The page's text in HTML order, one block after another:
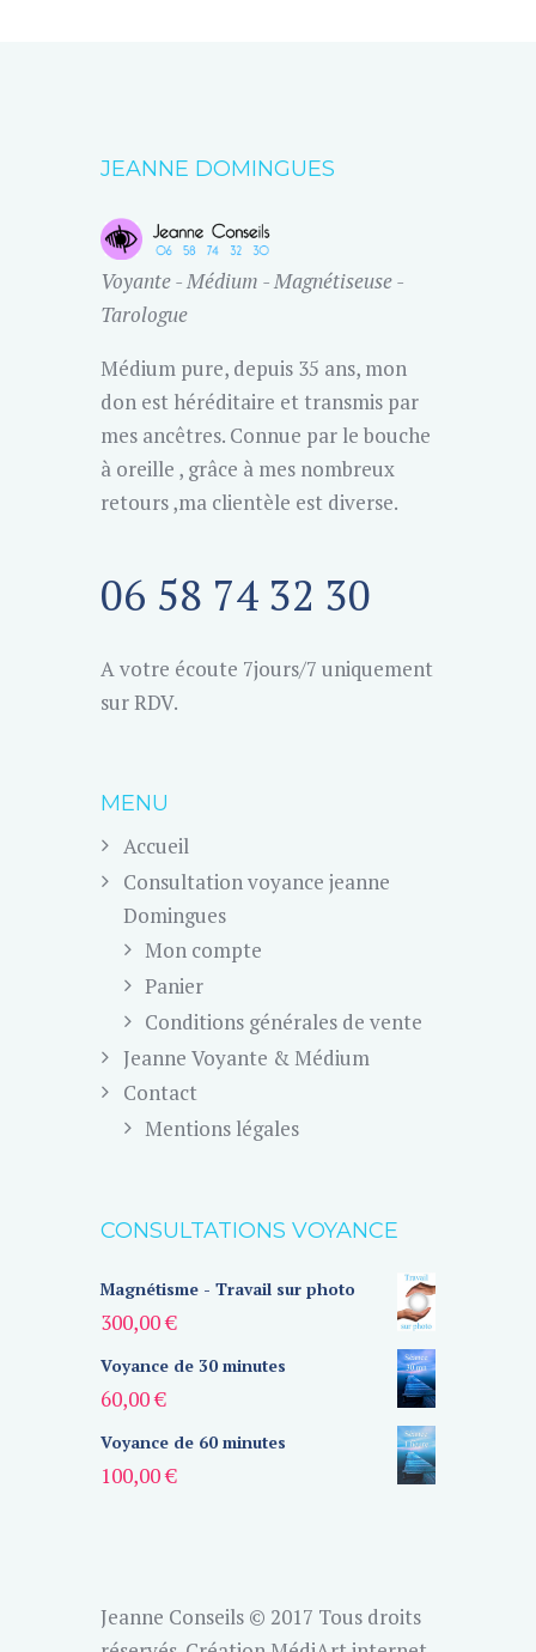
JEANNE DOMINGUES
Voyante - Médium - Magnétiseuse -
Tarologue
Médium pure, depuis 35 ans, mon
don est héréditaire et transmis par
mes ancêtres. Connue par le bouche
à oreille , grâce à mes nombreux
retours ,ma clientèle est diverse.
06 58 74 32 30
A votre écoute 7jours/7 uniquement
sur RDV.
MENU
Accueil
Consultation voyance jeanne
Domingues
Mon compte
Panier
Conditions générales de vente
Jeanne Voyante & Médium
Contact
Mentions légales
CONSULTATIONS VOYANCE
Magnétisme - Travail sur photo
300,00€
Voyance de 30 minutes
60,00€
Voyance de 60 minutes
100,00€
Jeanne Conseils © 2017 Tous droits